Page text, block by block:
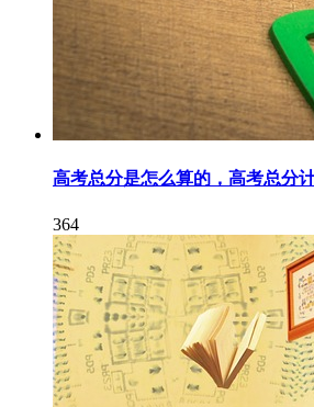
高考总分是怎么算的，高考总分
364